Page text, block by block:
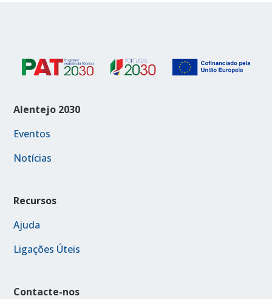
Alentejo 2030
Eventos
Notícias
Recursos
Ajuda
Ligações Úteis
Contacte-nos